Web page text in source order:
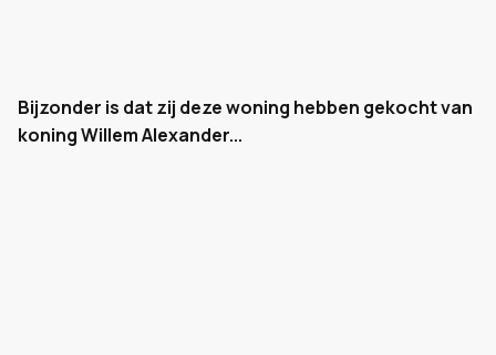
Bijzonder is dat zij deze woning hebben gekocht van
koning Willem Alexander...